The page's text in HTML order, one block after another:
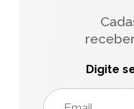
Digite